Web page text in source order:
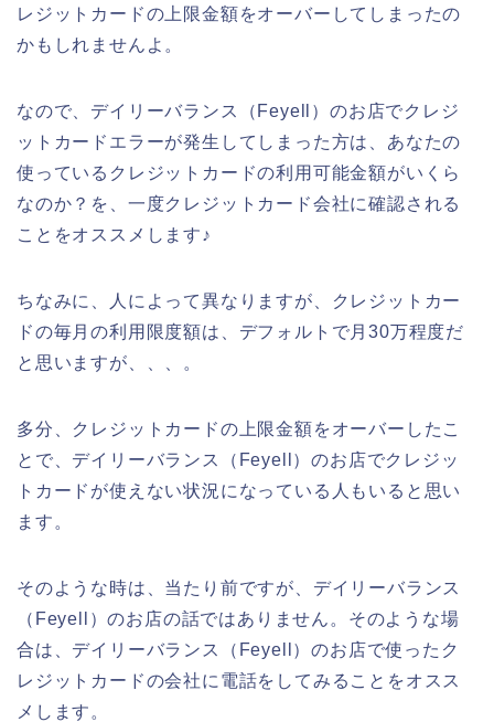
レジットカードの上限金額をオーバーしてしまったの
かもしれませんよ。
なので、デイリーバランス（Feyell）のお店でクレジ
ットカードエラーが発生してしまった方は、あなたの
使っているクレジットカードの利用可能金額がいくら
なのか？を、一度クレジットカード会社に確認される
ことをオススメします♪
ちなみに、人によって異なりますが、クレジットカー
ドの毎月の利用限度額は、デフォルトで月30万程度だ
と思いますが、、、。
多分、クレジットカードの上限金額をオーバーしたこ
とで、デイリーバランス（Feyell）のお店でクレジッ
トカードが使えない状況になっている人もいると思い
ます。
そのような時は、当たり前ですが、デイリーバランス
（Feyell）のお店の話ではありません。そのような場
合は、デイリーバランス（Feyell）のお店で使ったク
レジットカードの会社に電話をしてみることをオスス
メします。